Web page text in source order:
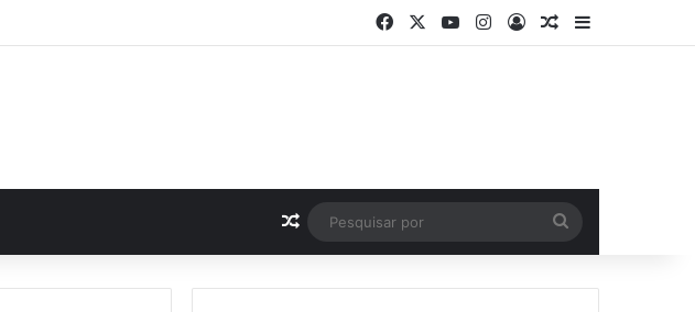
FacebookYouTubeInstagram
Log InArtigo Aleatório
Sidebar
Artigo Aleatório
por